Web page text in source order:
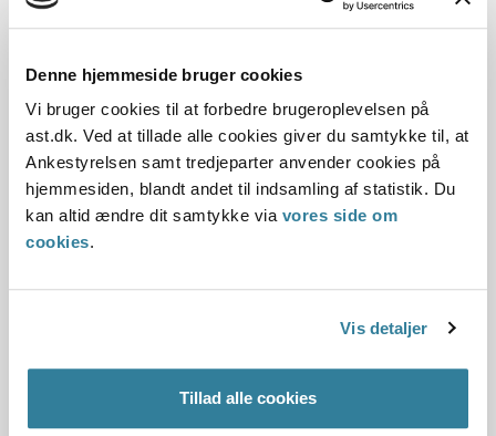
Denne hjemmeside bruger cookies
Vi bruger cookies til at forbedre brugeroplevelsen på
ast.dk. Ved at tillade alle cookies giver du samtykke til, at
Ankestyrelsen samt tredjeparter anvender cookies på
hjemmesiden, blandt andet til indsamling af statistik. Du
kan altid ændre dit samtykke via vores side om
cookies.
Vis detaljer
Tillad alle cookies
Statsforvaltningen Syddanmark vurderede, at Faaborg-
af...
Tildeling af tilskud til haller efter
folkeoplysningsloven
28-09-2010
Statsforvaltningen Nordjylland
Thisted Kommunes tildeling af tilskud til idrætshaller efter
folkeoplysningsloven afhang af, om den pågældende hal
var over eller under 800 kvm.
Statsforvaltningen Nordjylland vurderede, at der ikke i
folkeoplysningsloven fandtes grundlag for en sådan